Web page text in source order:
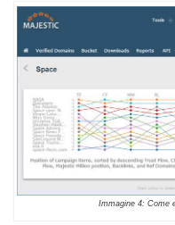
Immagine 4: Come